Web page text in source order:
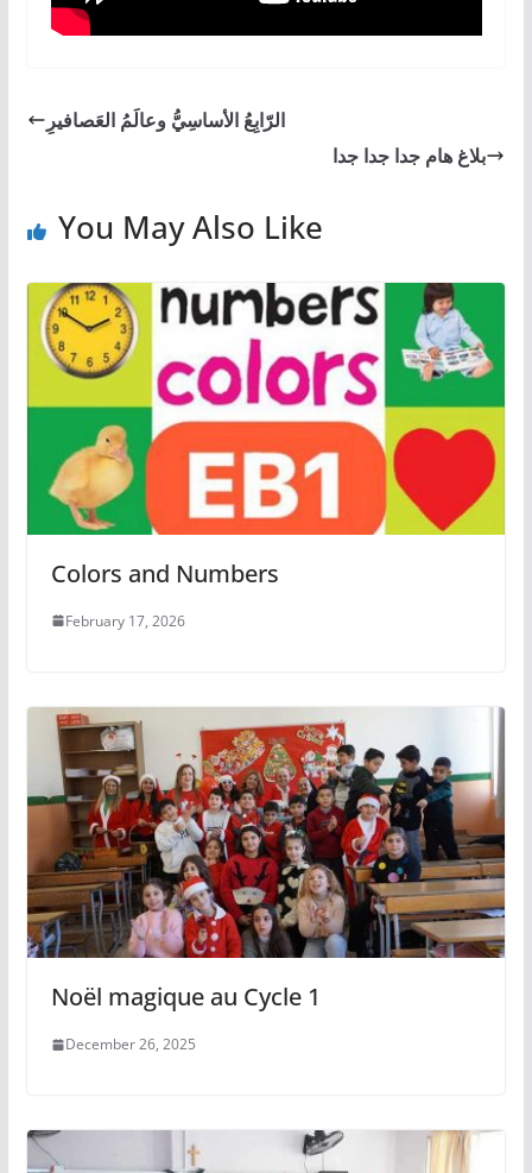
الرّابِعُ الأساسِيُّ وعالَمُ العَصافيرِ
بلاغ هام جدا جدا جدا
You May Also Like
Colors and Numbers
February 17, 2026
Noël magique au Cycle 1
December 26, 2025